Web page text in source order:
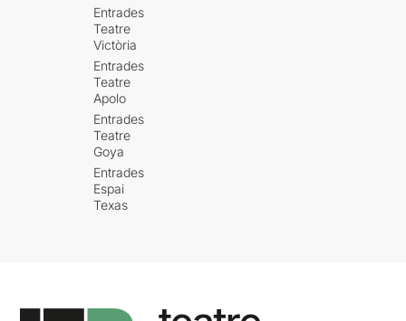
Entrades
Teatre
Victòria
Entrades
Teatre
Apolo
Entrades
Teatre
Goya
Entrades
Espai
Texas